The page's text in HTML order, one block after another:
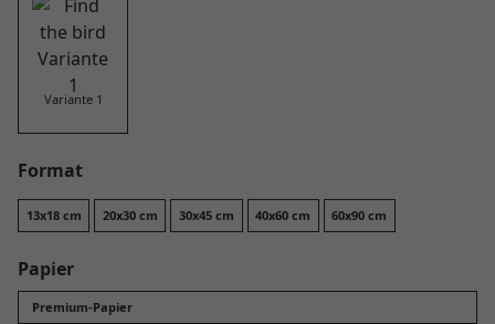
Variante 1
Format
13x18 cm 20x30 cm 30x45 cm 40x60 cm 60x90 cm
Papier
Premium-Papier